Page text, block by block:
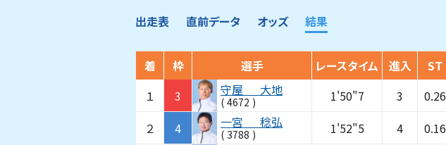
出走表 直前データ オッズ 結果
着 枠 選手 レースタイム 進入 ST
１
3 守屋 大地
( 4672 ) 1'50"7 3 0.26
２
4 一宮 稔弘
( 3788 ) 1'52"5 4
0.16